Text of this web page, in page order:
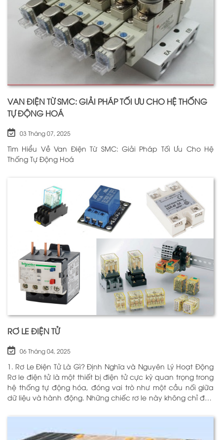
VAN ĐIỆN TỪ SMC: GIẢI PHÁP TỐI ƯU CHO HỆ THỐNG
TỰ ĐỘNG HOÁ
03 Tháng 07, 2025
Tìm Hiểu Về Van Điện Từ SMC: Giải Pháp Tối Ưu Cho Hệ
Thống Tự Động Hoá
RƠ LE ĐIỆN TỬ
06 Tháng 04, 2025
1. Rơ Le Điện Tử Là Gì? Định Nghĩa và Nguyên Lý Hoạt Động
Rơ le điện tử là một thiết bị điện tử cực kỳ quan trọng trong
hệ thống tự động hóa, đóng vai trò như một cầu nối giữa
dữ liệu và hành động. Những chiếc rơ le này không chỉ đơn
thông minh giúp điều khiển và giám sát hoạt động của các
thiết bị khác nhau trong môi trường công nghiệp cũng như